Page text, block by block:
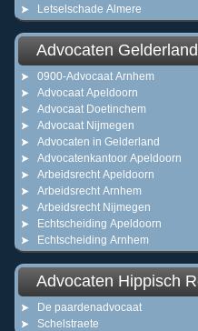
Letselschade Almere
Advocaten Gelderland
0900-Advocaat Arnhem
Advocaat Apeldoorn
Advocaat Doetinchem
Advocaat Nijmegen
Advocaten in Gelderland
Advocatenkantoor Apeldoorn
Arbeidsrecht Apeldoorn
Arbeidsrecht Arnhem
Arbeidsrecht Nijmegen
Echtscheiding Apeldoorn
Echtscheiding Arnhem
Advocaten Hippisch
De paardenadvocaat
Schelstraete